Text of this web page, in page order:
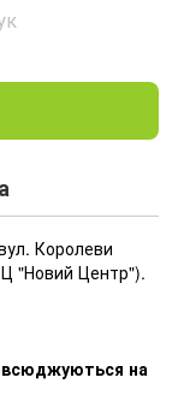
Королеви
"Новий Центр").
на